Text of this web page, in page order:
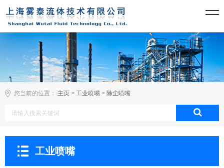
您当前的位置： 主页 > 工业喷嘴 > 除尘喷嘴
工业喷嘴